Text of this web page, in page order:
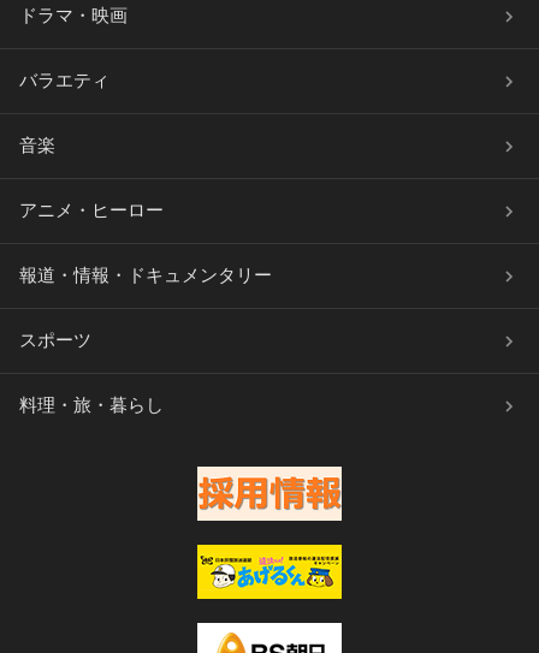
ドラマ・映画
バラエティ
音楽
アニメ・ヒーロー
報道・情報・ドキュメンタリー
スポーツ
料理・旅・暮らし